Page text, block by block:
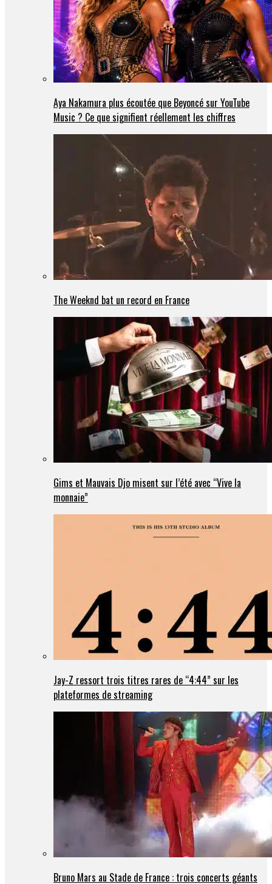
Aya Nakamura plus écoutée que Beyoncé sur YouTube
Music ? Ce que signifient réellement les chiffres
The Weeknd bat un record en France
Gims et Mauvais Djo misent sur l’été avec “Vive la
monnaie”
Jay-Z ressort trois titres rares de “4:44” sur les
plateformes de streaming
Bruno Mars au Stade de France : trois concerts géants